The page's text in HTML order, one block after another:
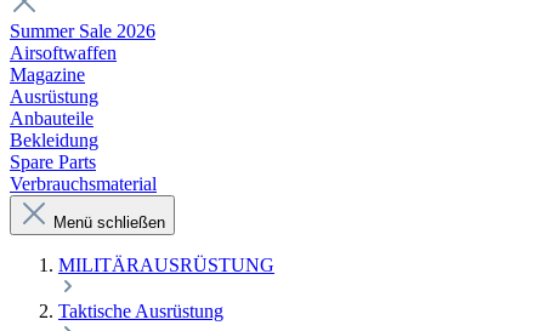
Summer Sale 2026
Airsoftwaffen
Magazine
Ausrüstung
Anbauteile
Bekleidung
Spare Parts
Verbrauchsmaterial
Menü schließen
MILITÄRAUSRÜSTUNG
Taktische Ausrüstung